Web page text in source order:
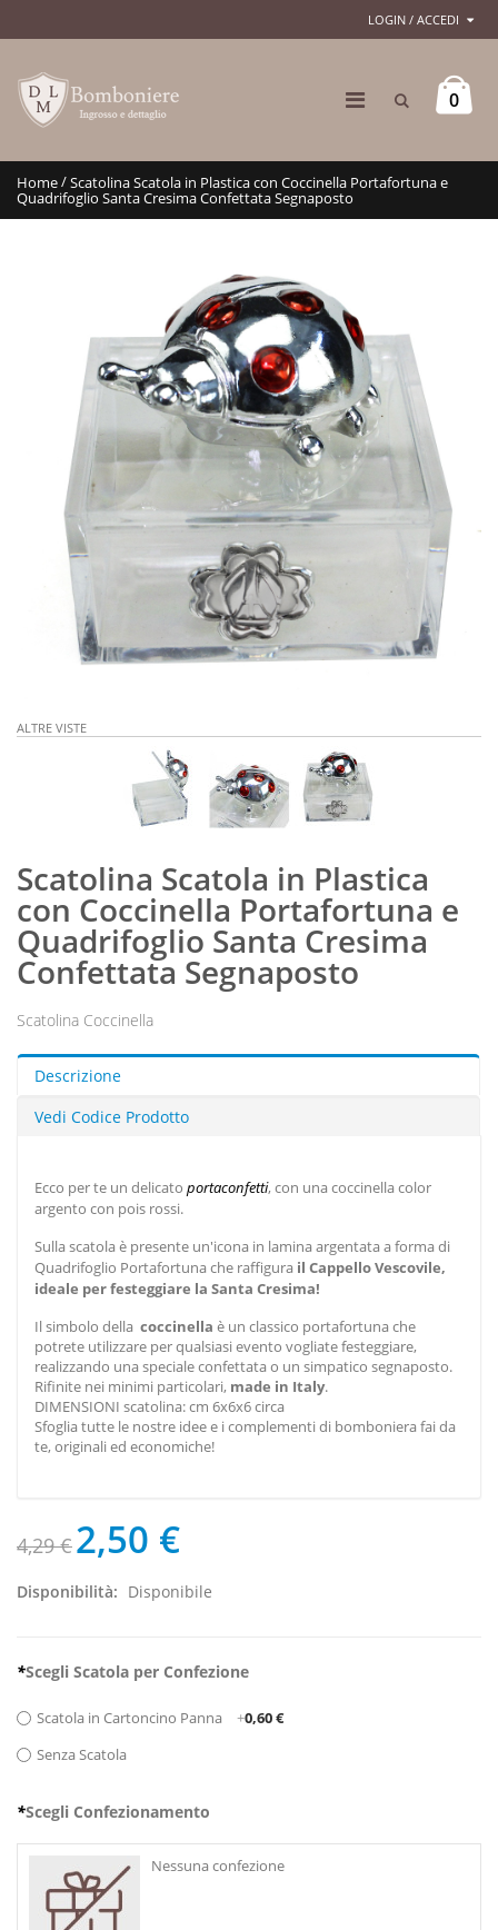
LOGIN / ACCEDI
0
Home/Scatolina Scatola in Plastica con Coccinella Portafortuna e
Quadrifoglio Santa Cresima Confettata Segnaposto
ALTRE VISTE
Scatolina Scatola in Plastica
con Coccinella Portafortuna e
Quadrifoglio Santa Cresima
Confettata Segnaposto
Scatolina Coccinella
Descrizione
Vedi Codice Prodotto
Ecco per te un delicato portaconfetti, con una coccinella color
argento con pois rossi.
Sulla scatola è presente un'icona in lamina argentata a forma di
Quadrifoglio Portafortuna che raffigura il Cappello Vescovile,
ideale per festeggiare la Santa Cresima!
Il simbolo della coccinella è un classico portafortuna che
potrete utilizzare per qualsiasi evento vogliate festeggiare,
realizzando una speciale confettata o un simpatico segnaposto.
Rifinite nei minimi particolari, made in Italy.
DIMENSIONI scatolina: cm 6x6x6 circa
Sfoglia tutte le nostre idee e i complementi di bomboniera fai da
te, originali ed economiche!
4,29 €2,50 €
Disponibilità: Disponibile
*Scegli Scatola per Confezione
Scatola in Cartoncino Panna +0,60 €
Senza Scatola
*Scegli Confezionamento
Nessuna confezione